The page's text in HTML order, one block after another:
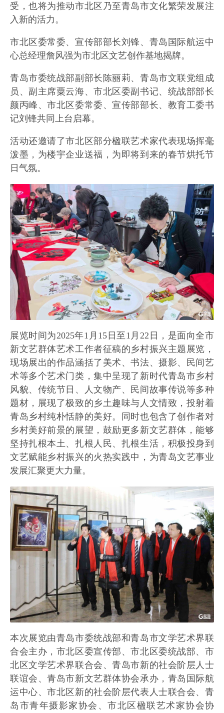
受，也将为推动市北区乃至青岛市文化繁荣发展注
入新的活力。
市北区委常委、宣传部部长刘锋、青岛国际航运中
心总经理詹风强为市北区文艺创作基地揭牌。
青岛市委统战部副部长陈丽莉、青岛市文联党组成
员、副主席粟云海、市北区委副书记、统战部部长
颜丙峰、市北区委常委、宣传部部长、教育工委书
记刘锋共同上台启幕。
活动还邀请了市北区部分楹联艺术家代表现场挥毫
泼墨，为楼宇企业送福，为即将到来的春节烘托节
日气氛。
展览时间为2025年1月15日至1月22日，是面向全市
新文艺群体艺术工作者征稿的乡村振兴主题展览，
现场展出的作品涵括了美术、书法、摄影、民间艺
术等多个艺术门类，集中呈现了新时代青岛市乡村
风貌、传统节日、人文物产、民间故事传说等多种
题材，展现了极致的乡土趣味与人文情致，投射着
青岛乡村纯朴恬静的美好。同时也包含了创作者对
乡村美好前景的展望，鼓励更多新文艺群体，能够
坚持扎根本土、扎根人民、扎根生活，积极投身到
文艺赋能乡村振兴的火热实践中，为青岛文艺事业
发展汇聚更大力量。
本次展览由青岛市委统战部和青岛市文学艺术界联
合会主办，市北区委宣传部、市北区委统战部、市
北区文学艺术界联合会、青岛市新的社会阶层人士
联谊会、青岛市新文艺群体协会承办，青岛国际航
运中心、市北区新的社会阶层代表人士联合会、青
岛市青年摄影家协会、市北区楹联艺术家协会协